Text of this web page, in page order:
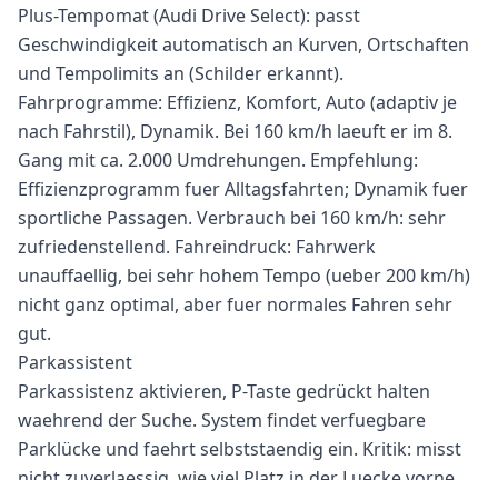
Plus-Tempomat (Audi Drive Select): passt
Geschwindigkeit automatisch an Kurven, Ortschaften
und Tempolimits an (Schilder erkannt).
Fahrprogramme: Effizienz, Komfort, Auto (adaptiv je
nach Fahrstil), Dynamik. Bei 160 km/h laeuft er im 8.
Gang mit ca. 2.000 Umdrehungen. Empfehlung:
Effizienzprogramm fuer Alltagsfahrten; Dynamik fuer
sportliche Passagen. Verbrauch bei 160 km/h: sehr
zufriedenstellend. Fahreindruck: Fahrwerk
unauffaellig, bei sehr hohem Tempo (ueber 200 km/h)
nicht ganz optimal, aber fuer normales Fahren sehr
gut.
Parkassistent
Parkassistenz aktivieren, P-Taste gedrückt halten
waehrend der Suche. System findet verfuegbare
Parklücke und faehrt selbststaendig ein. Kritik: misst